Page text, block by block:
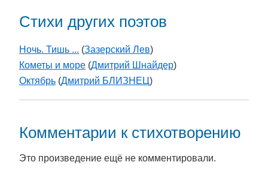
Стихи других поэтов
Ночь. Тишь ... (Зазерский Лев)
Кометы и море (Дмитрий Шнайдер)
Октябрь (Дмитрий БЛИЗНЕЦ)
Комментарии к стихотворению
Это произведение ещё не комментировали.